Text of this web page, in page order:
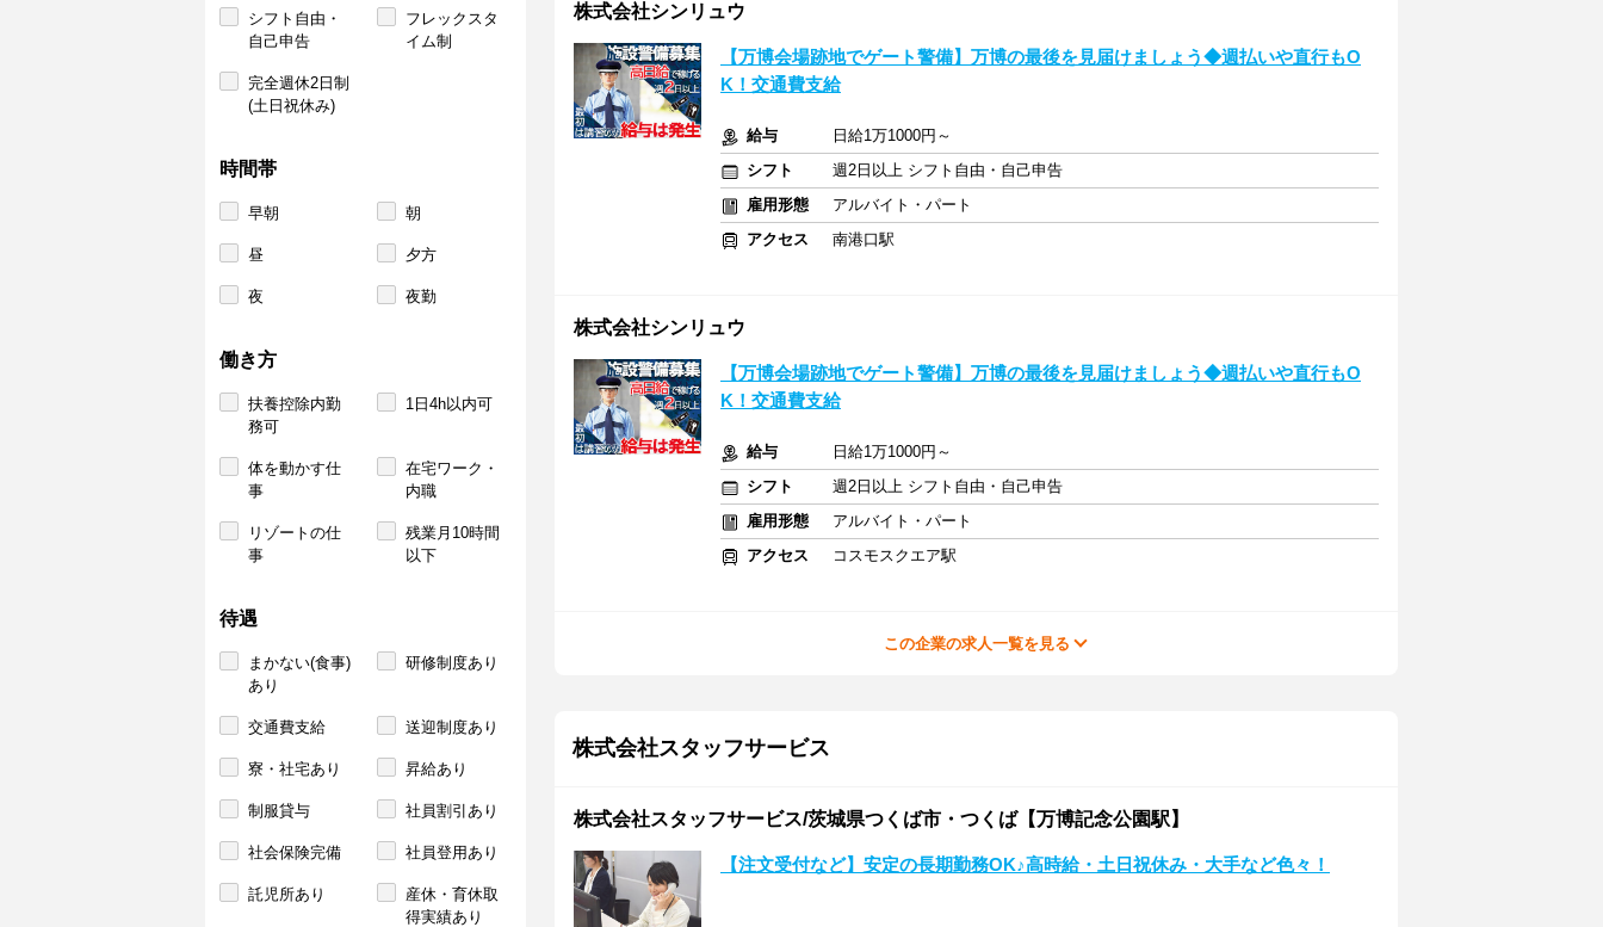
シフト自由・
自己申告
フレックスタ
イム制
完全週休2日制
(土日祝休み)
時間帯
早朝 朝
昼 夕方
夜 夜勤
働き方
扶養控除内勤
務可
1日4h以内可
体を動かす仕
事
在宅ワーク・
内職
リゾートの仕
事
残業月10時間
以下
待遇
まかない(食事)
あり
研修制度あり
交通費支給 送迎制度あり
寮・社宅あり 昇給あり
制服貸与 社員割引あり
社会保険完備 社員登用あり
託児所あり
産休・育休取
得実績あり
株式会社シンリュウ
【万博会場跡地でゲート警備】万博の最後を見届けましょう◆週払いや直行もO
K！交通費支給
給与
日給1万1000円～
シフト
週2日以上 シフト自由・自己申告
雇用形態
アルバイト・パート
アクセス
南港口駅
株式会社シンリュウ
【万博会場跡地でゲート警備】万博の最後を見届けましょう◆週払いや直行もO
K！交通費支給
給与
日給1万1000円～
シフト
週2日以上 シフト自由・自己申告
雇用形態
アルバイト・パート
アクセス
コスモスクエア駅
この企業の求人一覧を見る
株式会社スタッフサービス
株式会社スタッフサービス/茨城県つくば市・つくば【万博記念公園駅】
【注文受付など】安定の長期勤務OK♪高時給・土日祝休み・大手など色々！